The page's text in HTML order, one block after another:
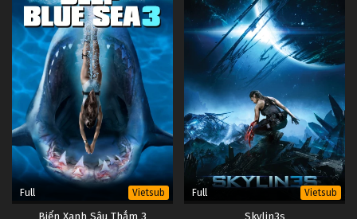
Full Vietsub Full Vietsub